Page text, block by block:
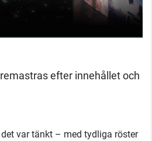
efter innehållet och
var tänkt – med tydliga röster